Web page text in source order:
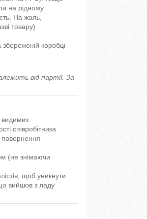
на рідному
На жаль,
товару)
коробці
від партії. За
видимих
співробітника
повернення
(не знімаючи
щоб уникнути
вийшов з ладу